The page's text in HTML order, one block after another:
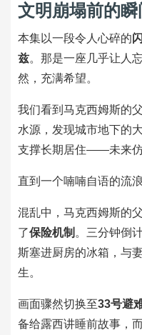
文明崩塌前的瞬
本集以一段令人心碎的
兹。那是一座几乎让人
然，充满希望。
我们看到马克西姆斯的
水源，发现城市地下的
支撑长期居住——未来仿
直到一个喃喃自语的流
混乱中，马克西姆斯的
了保险机制 。三分钟倒
斯塞进厨房的冰箱，与
生。
画面骤然切换至33号避
备给露西讲睡前故事，